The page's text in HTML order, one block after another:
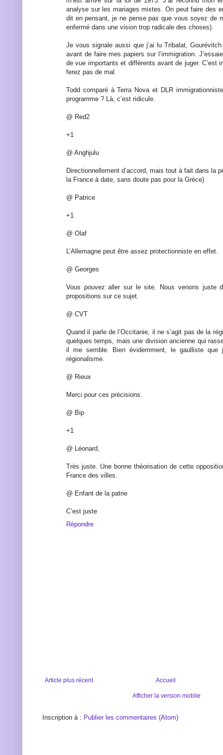
analyse sur les mariages mixtes. On peut faire des
dit en pensant, je ne pense pas que vous soyez de
enfermé dans une vision trop radicale des choses).
Je vous signale aussi que j’ai lu Tribalat,
avant de faire mes papiers sur l’immigration.
de vue importants et différents avant de juger. C’est
ferez pas de mal.
Todd comparé à Terra Nova et DLR
programme ? Là, c’est ridicule.
@ Red2
+1
@ Anghjulu
Directionnellement d’accord, mais tout à fait dans la
la France à date, sans doute pas pour la Grèce)
@ Patrice
+1
@ Olaf
L’Allemagne peut être assez protectionniste en effet.
@ Georges
Vous pouvez aller sur le site. Nous venons juste
propositions sur ce sujet.
@ CVT
Quand il parle de l’Occitanie, il ne s’agit pas de la
quelques temps, mais une division ancienne qui
il me semble. Bien évidemment, le gaulliste
régionalisme.
@ Rieux
Merci pour ces précisions.
@ Bip
+1
@ Léonard,
Très juste. Une bonne théorisation de cette
France des villes.
@ Enfant de la patrie
C’est juste
Répondre
Article plus récent Accueil
Afficher la version mobile
Inscription à : Publier les commentaires (Atom)